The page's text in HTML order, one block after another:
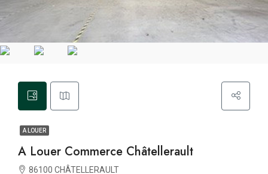
A LOUER
A Louer Commerce Châtellerault
86100 CHÂTELLERAULT